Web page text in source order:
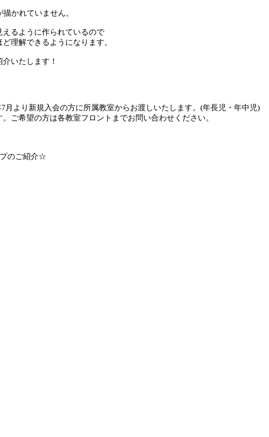
かれていません。
えるように作られているので
理解できるようになります。
いたします！
月より新規入会の方に所属教室からお渡しいたします。(年長児・年中児)
ご希望の方は各教室フロントまでお問い合わせください。
プのご紹介☆